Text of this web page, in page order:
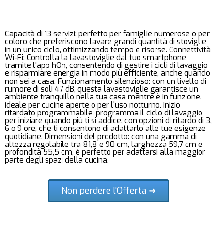
Capacità di 13 servizi: perfetto per famiglie numerose o per
coloro che preferiscono lavare grandi quantità di stoviglie
in un unico ciclo, ottimizzando tempo e risorse. Connettività
Wi-Fi: Controlla la lavastoviglie dal tuo smartphone
tramite l'app hOn, consentendo di gestire i cicli di lavaggio
e risparmiare energia in modo più efficiente, anche quando
non sei a casa. Funzionamento silenzioso: con un livello di
rumore di soli 47 dB, questa lavastoviglie garantisce un
ambiente tranquillo nella tua casa mentre è in funzione,
ideale per cucine aperte o per l'uso notturno. Inizio
ritardato programmabile: programma il ciclo di lavaggio
per iniziare quando più ti si addice, con opzioni di ritardo di 3,
6 o 9 ore, che ti consentono di adattarlo alle tue esigenze
quotidiane. Dimensioni del prodotto: con una gamma di
altezza regolabile tra 81,8 e 90 cm, larghezza 59,7 cm e
profondità 55,5 cm, è perfetto per adattarsi alla maggior
parte degli spazi della cucina.
Non perdere l'Offerta ➜